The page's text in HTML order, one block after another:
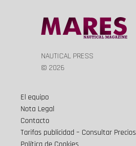
NAUTICAL PRESS
© 2026
El equipo
Nota Legal
Contacto
Tarifas publicidad – Consultar Precios